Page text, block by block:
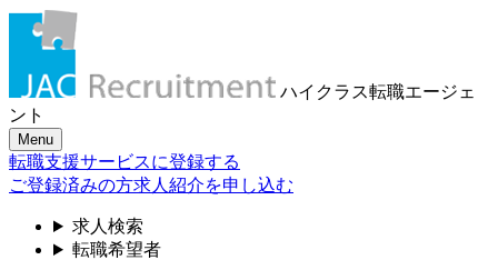
ハイクラス転職エージェ
ント
Menu
転職支援サービスに登録する
ご登録済みの方求人紹介を申し込む
求人検索
転職希望者